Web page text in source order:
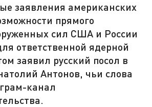
заявления американских
прямого
сил США и России
ответственной ядерной
заявил русский посол в
Антонов, чьи слова
канал